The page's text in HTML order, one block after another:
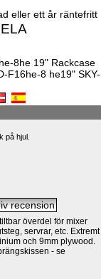
eller ett år räntefritt
8he 19" Rackcase
F16he-8 he19" SKY-
på hjul.
överdel för mixer
servrar, etc. Extremt
och 9mm plywood.
- se